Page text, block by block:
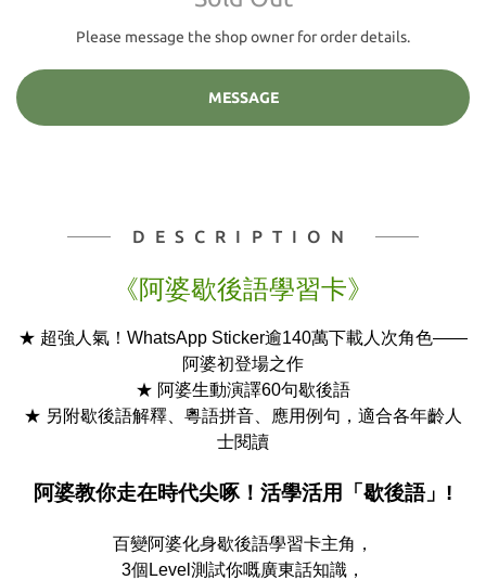
Please message the shop owner for order details.
MESSAGE
DESCRIPTION
《阿婆歇後語學習卡》
★ 超強人氣！WhatsApp Sticker逾140萬下載人次角色——
阿婆初登場之作
★ 阿婆生動演譯60句歇後語
★ 另附歇後語解釋、粵語拼音、應用例句，適合各年齡人
士閱讀
阿婆教你走在時代尖啄！活學活用「歇後語」!
百變阿婆化身歇後語學習卡主角，
3個Level測試你嘅廣東話知識，